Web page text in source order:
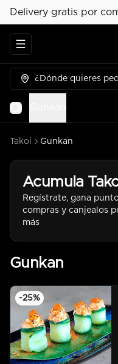
Delivery gratis por
Abrir menu de
¿Dónde quieres
Takoi Gunkan
Acumula
Regístrate, gana
compras y canjealos
más
Gunkan
-25%